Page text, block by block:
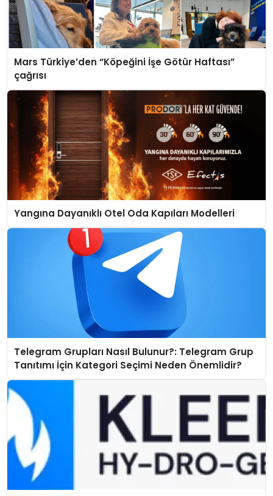
Mars Türkiye’den “Köpeğini İşe Götür Haftası”
çağrısı
Yangına Dayanıklı Otel Oda Kapıları Modelleri
Telegram Grupları Nasıl Bulunur?: Telegram Grup
Tanıtımı İçin Kategori Seçimi Neden Önemlidir?